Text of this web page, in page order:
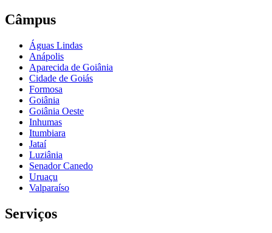
Câmpus
Águas Lindas
Anápolis
Aparecida de Goiânia
Cidade de Goiás
Formosa
Goiânia
Goiânia Oeste
Inhumas
Itumbiara
Jataí
Luziânia
Senador Canedo
Uruaçu
Valparaíso
Serviços